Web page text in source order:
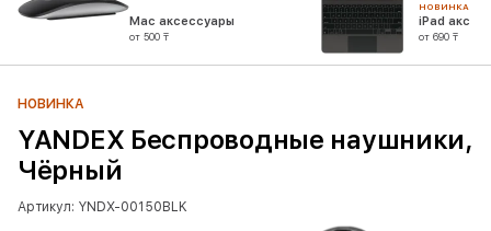
Mac аксессуары
от 500 ₸
НОВИНКА
iPad
от 690 ₸
НОВИНКА
YANDEX Беспроводные наушники,
Чёрный
Артикул: YNDX-00150BLK